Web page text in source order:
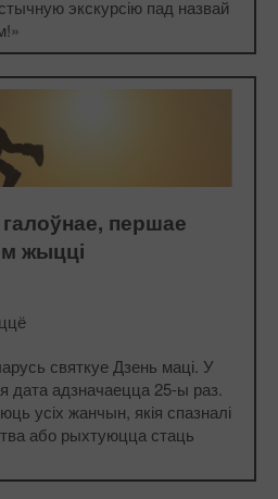
экскурсію пад назвай
першае
жыцці
святкуе Дзень маці. У
дата адзначаецца 25-ы раз.
усіх жанчын, якія спазналі
або рыхтуюцца стаць